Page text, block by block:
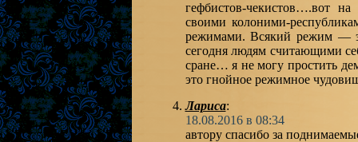
гефбистов-чекистов….вот
своими колоними-
режимами. Всякий режим —
сегодня людям считающими
сране… я не могу простить
это гнойное режимное
Лариса:
18.08.2016 в 08:34
автору спасибо за